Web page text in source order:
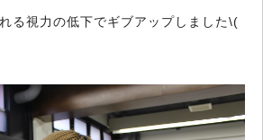
る視力の低下でギブアップしました\(